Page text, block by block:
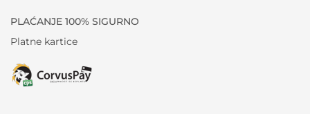
PLAĆANJE 100% SIGURNO
Platne kartice